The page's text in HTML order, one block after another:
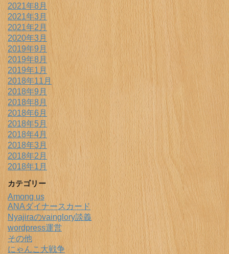
2021年8月
2021年3月
2021年2月
2020年3月
2019年9月
2019年8月
2019年1月
2018年11月
2018年9月
2018年8月
2018年6月
2018年5月
2018年4月
2018年3月
2018年2月
2018年1月
カテゴリー
Among us
ANAダイナースカード
Nyajiraのvainglory談義
wordpress運営
その他
にゃんこ大戦争